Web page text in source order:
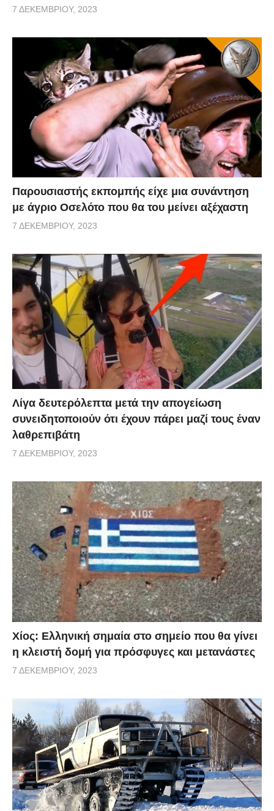
7 ΔΕΚΕΜΒΡΊΟΥ, 2023
Παρουσιαστής εκπομπής είχε μια συνάντηση
με άγριο Οσελότο που θα του μείνει αξέχαστη
7 ΔΕΚΕΜΒΡΊΟΥ, 2023
Λίγα δευτερόλεπτα μετά την απογείωση
συνειδητοποιούν ότι έχουν πάρει μαζί τους έναν
λαθρεπιβάτη
7 ΔΕΚΕΜΒΡΊΟΥ, 2023
Χίος: Eλληνική σημαία στο σημείο που θα γίνει
η κλειστή δομή για πρόσφυγες και μετανάστες
7 ΔΕΚΕΜΒΡΊΟΥ, 2023